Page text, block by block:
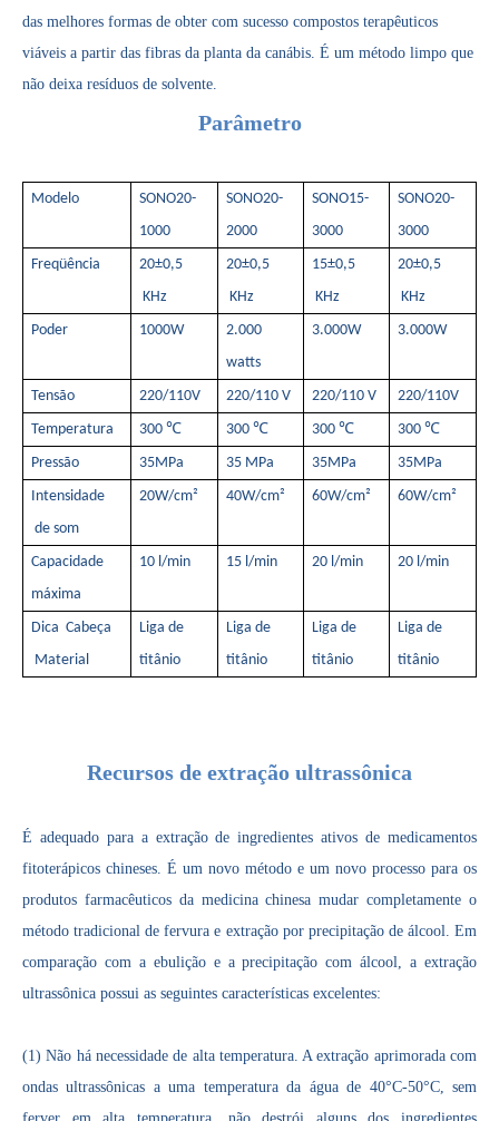
Atualmente, a pesquisa sobre a extração de antioxidantes e
Estudo sobre inativação de esporos bacterianos por tecnologia ultrassônica
das melhores formas de obter com sucesso compostos terapêuticos
viáveis ​​a partir das fibras da planta da canábis. É um método limpo que
não deixa resíduos de solvente.
Parâmetro
Modelo
SONO20-
1000
SONO20-
2000
SONO15-
3000
SONO20-
3000
Freqüência
20±0,5
KHz
20±0,5
KHz
15±0,5
KHz
20±0,5
KHz
Poder
1000W
2.000
watts
3.000W 3.000W
Tensão 220/110V 220/110 V 220/110 V
220/110V
Temperatura
300 ℃ 300 ℃ 300 ℃
300 ℃
Pressão
35MPa 35 MPa 35MPa
35MPa
Intensidade
de som
20W/cm² 40W/cm² 60W/cm² 60W/cm²
Capacidade
máxima
10 l/min 15 l/min 20 l/min 20 l/min
Dica Cabeça
Material
Liga de
titânio
Liga de
titânio
Liga de
titânio
Liga de
titânio
Recursos de extração ultrassônica
É adequado para a extração de ingredientes ativos de medicamentos
fitoterápicos chineses. É um novo método e um novo processo para os
produtos farmacêuticos da medicina chinesa mudar completamente o
método tradicional de fervura e extração por precipitação de álcool. Em
comparação com a ebulição e a precipitação com álcool, a extração
ultrassônica possui as seguintes características excelentes:
(1) Não há necessidade de alta temperatura. A extração aprimorada com
ondas ultrassônicas a uma temperatura da água de 40°C-50°C, sem